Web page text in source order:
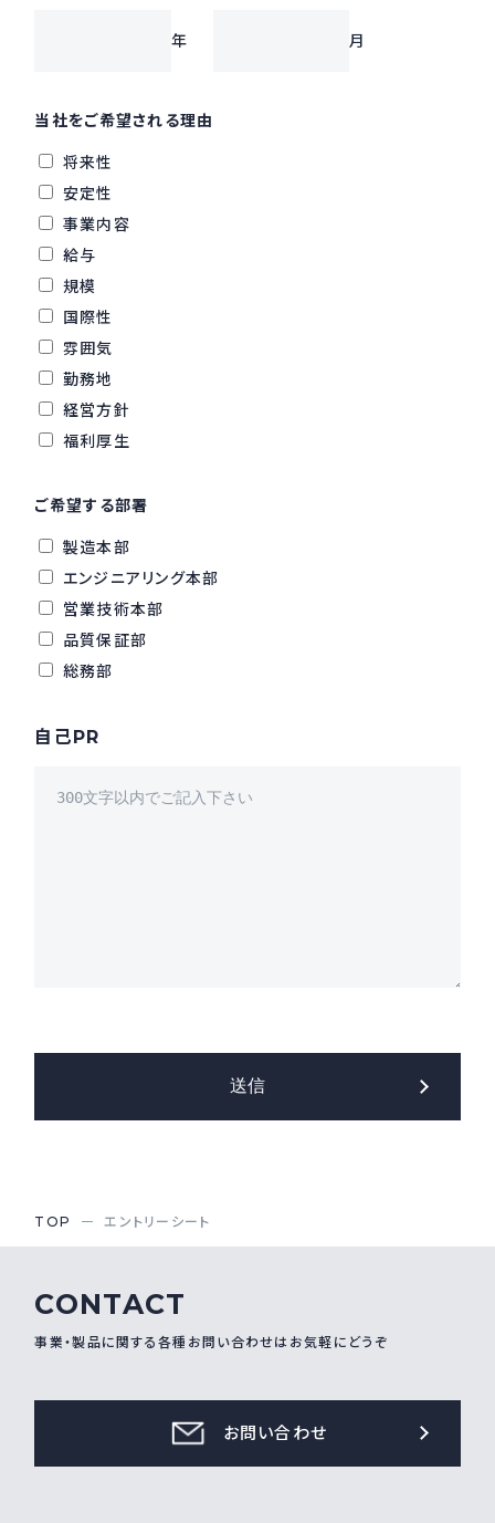
年 月
当社をご希望される理由
将来性
安定性
事業内容
給与
規模
国際性
雰囲気
勤務地
経営方針
福利厚生
ご希望する部署
製造本部
エンジニアリング本部
営業技術本部
品質保証部
総務部
自己PR
送信
TOP エントリーシート
CONTACT
事業・製品に関する各種お問い合わせはお気軽にどうぞ
お問い合わせ